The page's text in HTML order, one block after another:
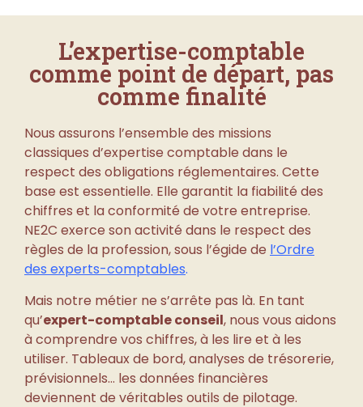
L’expertise-comptable
comme point de départ, pas
comme finalité
Nous assurons l’ensemble des missions
classiques d’expertise comptable dans le
respect des obligations réglementaires. Cette
base est essentielle. Elle garantit la fiabilité des
chiffres et la conformité de votre entreprise.
NE2C exerce son activité dans le respect des
règles de la profession, sous l’égide de l’Ordre
des experts-comptables.
Mais notre métier ne s’arrête pas là. En tant
qu’expert-comptable conseil, nous vous aidons
à comprendre vos chiffres, à les lire et à les
utiliser. Tableaux de bord, analyses de trésorerie,
prévisionnels… les données financières
deviennent de véritables outils de pilotage.